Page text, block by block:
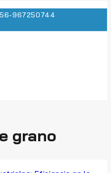
967250744
grano